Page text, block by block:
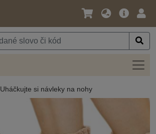
Jazyk
Měna
Hlavní
Uháčkujte si návleky na nohy